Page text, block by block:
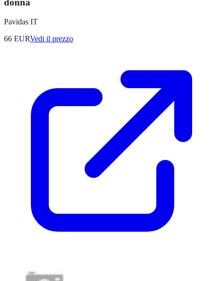
donna
Pavidas IT
66 EURVedi il prezzo